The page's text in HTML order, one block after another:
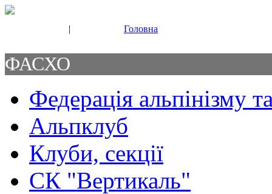
| Головна
ФАСХО
Федерація альпінізму
Альпклуб
Клуби, секції
СК "Вертикаль"